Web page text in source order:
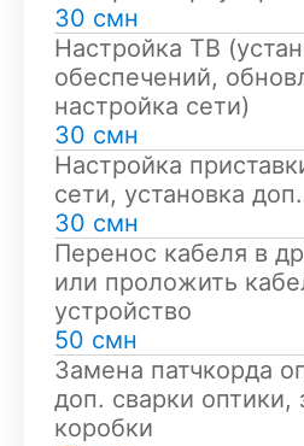
30 смн
Настройка ТВ
обеспечений,
настройка сети)
30 смн
Настройка
сети, установка
30 смн
Перенос кабеля в
или проложить
устройство
50 смн
Замена патчкорда
доп. сварки оптики,
коробки